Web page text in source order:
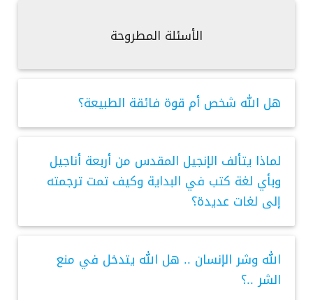
الأسئلة المطروحة
هل الله شخص أم قوة فائقة الطبيعة؟
لماذا يتألف الإنجيل المقدس من أربعة أناجيل
وبأي لغة كتب في البداية وكيف تمت ترجمته
إلى لغات عديدة؟
الله وشر الإنسان .. هل الله يتدخل في منع
الشر ..؟